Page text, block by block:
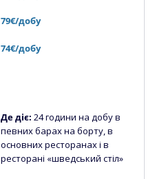
79€/добу
74€/добу
Де діє: 24 години на добу в
певних барах на борту, в
основних ресторанах і в
ресторані «шведський стіл»